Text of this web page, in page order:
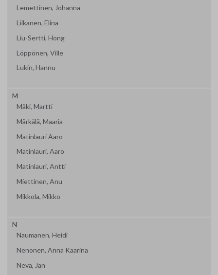
Lemettinen, Johanna
Liikanen, Elina
Liu-Sertti, Hong
Löppönen, Ville
Lukin, Hannu
M
Mäki, Martti
Märkälä, Maaria
Matinlauri Aaro
Matinlauri, Aaro
Matinlauri, Antti
Miettinen, Anu
Mikkola, Mikko
N
Naumanen, Heidi
Nenonen, Anna Kaarina
Neva, Jan